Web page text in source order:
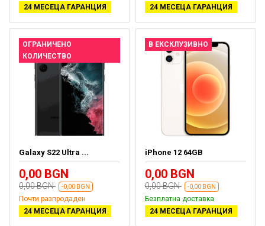
24 МЕСЕЦА ГАРАНЦИЯ
24 МЕСЕЦА ГАРАНЦИЯ
ОГРАНИЧЕНО
КОЛИЧЕСТВО
Galaxy S22 Ultra ...
0,00 BGN
0,00 BGN -0,00 BGN
Почти разпродаден
24 МЕСЕЦА ГАРАНЦИЯ
В ЕКСКЛУЗИВНО
iPhone 12 64GB
0,00 BGN
0,00 BGN -0,00 BGN
Безплатна доставка
24 МЕСЕЦА ГАРАНЦИЯ